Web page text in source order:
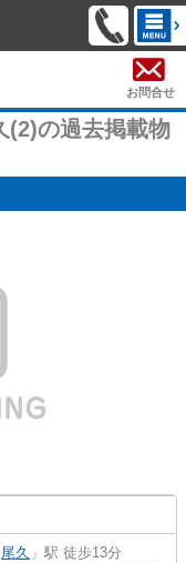
お問合せ
(2)の過去掲載物
尾久 」駅 徒歩13分